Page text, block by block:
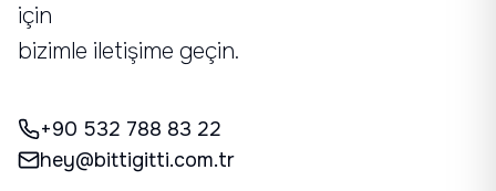
için
bizimle iletişime geçin.
+90 532 788 83 22
hey@bittigitti.com.tr